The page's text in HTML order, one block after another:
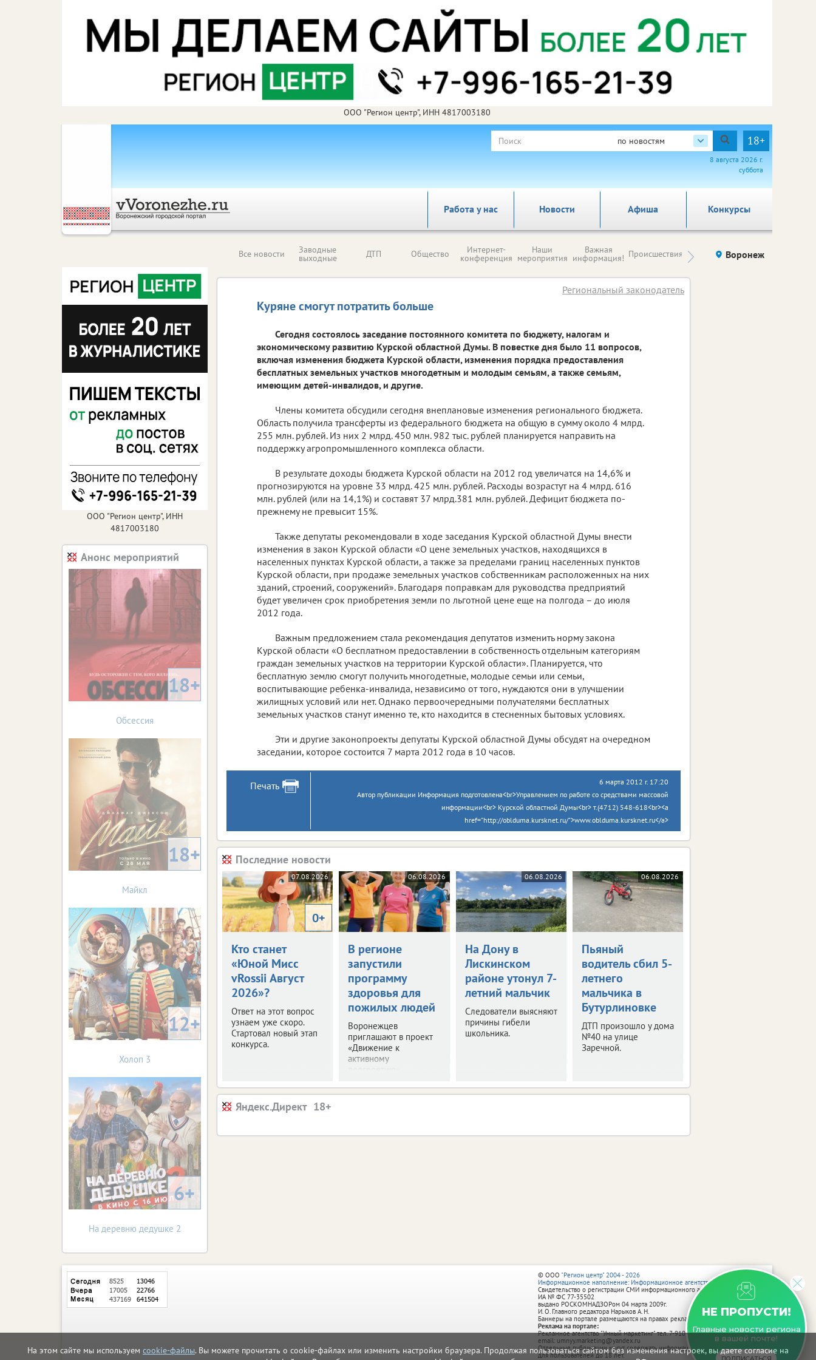
На этом сайте мы используем cookie-файлы. Вы можете прочитать о cookie-файлах или изменить настройки браузера. Продолжая пользоваться сайтом без изменения настроек, вы даете согласие на
ООО "Регион центр", ИНН 4817003180
по новостям 18+
8 августа 2026 г.
суббота
Работа у нас Новости Афиша Конкурсы
Все новости Заводные
выходные ДТП Общество Интернет-
конференция
Наши
мероприятия
Важная
информация! Происшествия Здоровье компаний (на
Воронеж
Куряне смогут потратить больше
Региональный законодатель
Сегодня состоялось заседание постоянного комитета по бюджету, налогам и
экономическому развитию Курской областной Думы. В повестке дня было 11 вопросов,
включая изменения бюджета Курской области, изменения порядка предоставления
бесплатных земельных участков многодетным и молодым семьям, а также семьям,
имеющим детей-инвалидов, и другие.
Члены комитета обсудили сегодня внеплановые изменения регионального бюджета.
Область получила трансферты из федерального бюджета на общую в сумму около 4 млрд.
255 млн. рублей. Из них 2 млрд. 450 млн. 982 тыс. рублей планируется направить на
поддержку агропромышленного комплекса области.
В результате доходы бюджета Курской области на 2012 год увеличатся на 14,6% и
прогнозируются на уровне 33 млрд. 425 млн. рублей. Расходы возрастут на 4 млрд. 616
млн. рублей (или на 14,1%) и составят 37 млрд.381 млн. рублей. Дефицит бюджета по-
прежнему не превысит 15%.
Также депутаты рекомендовали в ходе заседания Курской областной Думы внести
изменения в закон Курской области «О цене земельных участков, находящихся в
населенных пунктах Курской области, а также за пределами границ населенных пунктов
Курской области, при продаже земельных участков собственникам расположенных на них
зданий, строений, сооружений». Благодаря поправкам для руководства предприятий
будет увеличен срок приобретения земли по льготной цене еще на полгода – до июля
2012 года.
Важным предложением стала рекомендация депутатов изменить норму закона
Курской области «О бесплатном предоставлении в собственность отдельным категориям
граждан земельных участков на территории Курской области». Планируется, что
бесплатную землю смогут получить многодетные, молодые семьи или семьи,
воспитывающие ребенка-инвалида, независимо от того, нуждаются они в улучшении
жилищных условий или нет. Однако первоочередными получателями бесплатных
земельных участков станут именно те, кто находится в стесненных бытовых условиях.
Эти и другие законопроекты депутаты Курской областной Думы обсудят на очередном
заседании, которое состоится 7 марта 2012 года в 10 часов.
Печать
6 марта 2012 г. 17:20
Автор публикации Информация подготовлена<br>Управлением по работе со средствами массовой
информации<br> Курской областной Думы<br> т.(4712) 548-618<br><a
href="http://oblduma.kursknet.ru/">www.oblduma.kursknet.ru</a>
Последние новости
07.08.2026
0+
Кто станет
«Юной Мисс
vRossii Август
2026»?
Ответ на этот вопрос
узнаем уже скоро.
Стартовал новый этап
конкурса.
06.08.2026
В регионе
запустили
программу
здоровья для
пожилых людей
Воронежцев
приглашают в проект
«Движение к
активному
06.08.2026
На Дону в
Лискинском
районе утонул 7-
летний мальчик
Следователи выясняют
причины гибели
школьника.
06.08.2026
Пьяный
водитель сбил 5-
летнего
мальчика в
Бутурлиновке
ДТП произошло у дома
№40 на улице
Заречной.
Яндекс.Директ
ООО "Регион центр", ИНН
4817003180
Анонс мероприятий
18+
Обсессия
18+
Майкл
12+
Холоп 3
6+
На деревню дедушке 2
НЕ ПРОПУСТИ!
Главные новости региона
в вашей почте!
© ООО "Регион центр" 2004 - 2026
Информационное наполнение: Информационное агентство vRossii.ru
Свидетельство о регистрации СМИ информационного агентства vRossii.ru
ИА № ФС 77‑35502
выдано РОСКОМНАДЗОРом 04 марта 2009г.
И. О. Главного редактора Нарыков А. Н.
Баннеры на портале размещаются на правах рекламы.
Реклама на портале:
Рекламное агентство "Умный маркетинг" тел. 7-910-267-70-40,
email: umnyy.marketing@yandex.ru
Отдельные публикации могут содержать информацию, не предназначенную
для пользователей до 18 лет.